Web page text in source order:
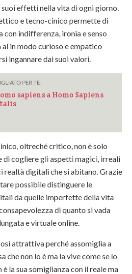
effetti nella vita di ogni giorno.
e tecno-cinico permette di
con indifferenza, ironia e senso
in modo curioso e empatico
ingannare dai suoi valori.
PER TE:
sapiens a Homo Sapiens
oltreché critico, non è solo
di cogliere gli aspetti magici, irreali
realtà digitali che si abitano. Grazie
possibile distinguere le
da quelle imperfette della vita
di quanto si vada
e virtuale online.
attrattiva perché assomiglia a
che non lo è ma la vive come se lo
la sua somiglianza con il reale ma